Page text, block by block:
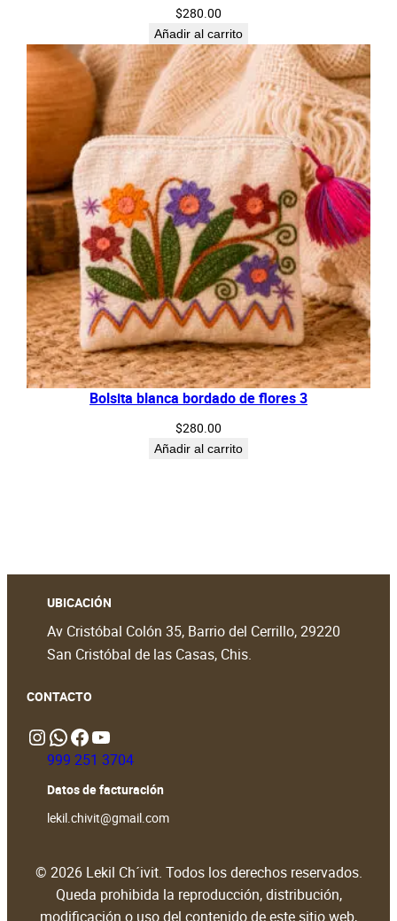
$280.00
Añadir al carrito
Bolsita blanca bordado de flores 3
$280.00
Añadir al carrito
UBICACIÓN
Av Cristóbal Colón 35, Barrio del Cerrillo, 29220
San Cristóbal de las Casas, Chis.
CONTACTO
InstagramWhatsApp https://www.facebook.com/people/Lekil-Chivit/61579066376698/?locale=en_GB# https://www.youtube.com/@LekilChivit
999 251 3704
Datos de facturación
lekil.chivit@gmail.com
© 2026 Lekil Ch´ivit. Todos los derechos reservados.
Queda prohibida la reproducción, distribución,
modificación o uso del contenido de este sitio web,